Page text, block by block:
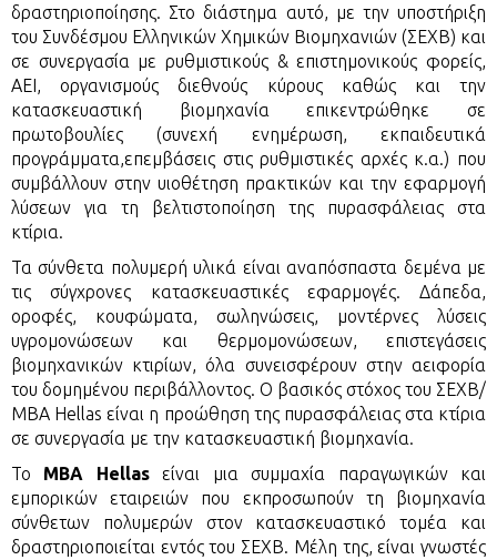
δραστηριοποίησης. Στο διάστημα αυτό, με την υποστήριξη
του Συνδέσμου Ελληνικών Χημικών Βιομηχανιών (ΣΕΧΒ) και
σε συνεργασία με ρυθμιστικούς & επιστημονικούς φορείς,
ΑΕΙ, οργανισμούς διεθνούς κύρους καθώς και την
κατασκευαστική βιομηχανία επικεντρώθηκε σε
πρωτοβουλίες (συνεχή ενημέρωση, εκπαιδευτικά
προγράμματα,επεμβάσεις στις ρυθμιστικές αρχές κ.α.) που
συμβάλλουν στην υιοθέτηση πρακτικών και την εφαρμογή
λύσεων για τη βελτιστοποίηση της πυρασφάλειας στα
κτίρια.
Τα σύνθετα πολυμερή υλικά είναι αναπόσπαστα δεμένα με
τις σύγχρονες κατασκευαστικές εφαρμογές. Δάπεδα,
οροφές, κουφώματα, σωληνώσεις, μοντέρνες λύσεις
υγρομονώσεων και θερμομονώσεων, επιστεγάσεις
βιομηχανικών κτιρίων, όλα συνεισφέρουν στην αειφορία
του δομημένου περιβάλλοντος. Ο βασικός στόχος του ΣΕΧΒ/
ΜΒΑ Hellas είναι η προώθηση της πυρασφάλειας στα κτίρια
σε συνεργασία με την κατασκευαστική βιομηχανία.
Το MBA Hellasείναι μια συμμαχία παραγωγικών και
εμπορικών εταιρειών που εκπροσωπούν τη βιομηχανία
σύνθετων πολυμερών στον κατασκευαστικό τομέα και
δραστηριοποιείται εντός του ΣΕΧΒ. Mέλη της, είναι γνωστές